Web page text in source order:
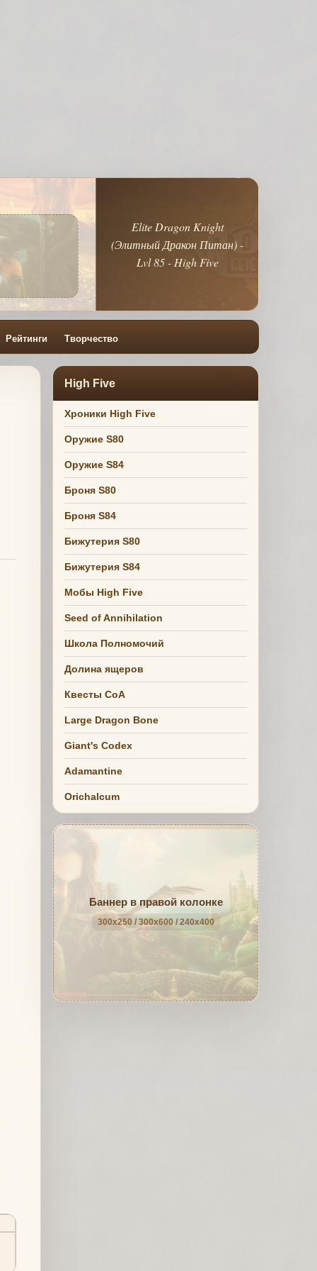
Elite Dragon Knight
(Элитный Дракон Питан) -
Lvl 85 - High Five
Рейтинги Творчество
High Five
Хроники High Five
Оружие S80
Оружие S84
Броня S80
Броня S84
Бижутерия S80
Бижутерия S84
Мобы High Five
Seed of Annihilation
Школа Полномочий
Долина ящеров
Квесты СоА
Large Dragon Bone
Giant's Codex
Adamantine
Orichalcum
Баннер в правой колонке
300x250 / 300x600 / 240x400